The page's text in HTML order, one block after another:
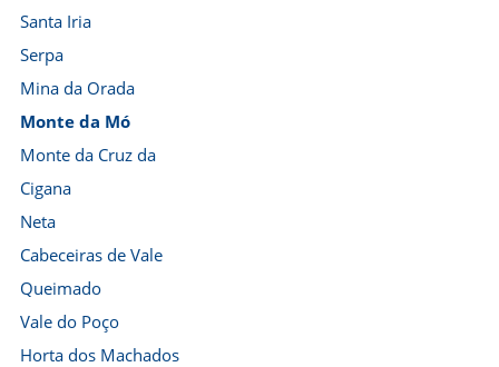
Santa Iria
Serpa
Mina da Orada
Monte da Mó
Monte da Cruz da
Cigana
Neta
Cabeceiras de Vale
Queimado
Vale do Poço
Horta dos Machados